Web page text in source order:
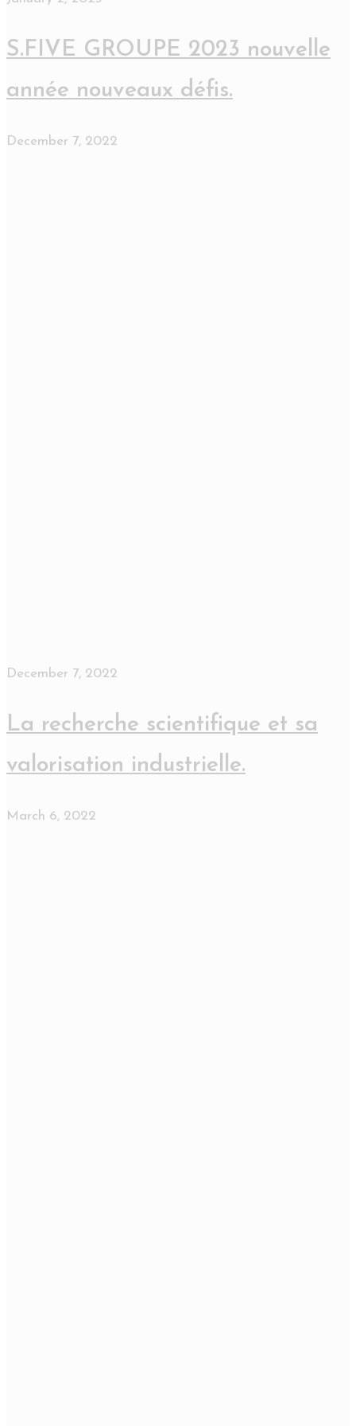
S.FIVE GROUPE 2023 nouvelle
année nouveaux défis.
December 7, 2022
December 7, 2022
La recherche scientifique et sa
valorisation industrielle.
March 6, 2022